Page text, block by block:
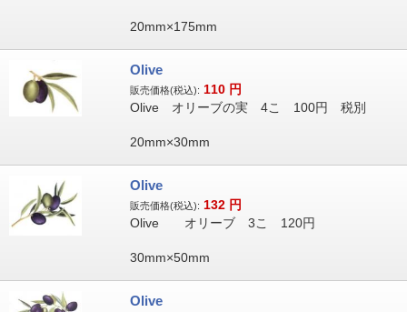
20mm×175mm
Olive
販売価格(税込): 110 円
Olive オリーブの実 4こ 100円 税別
20mm×30mm
Olive
販売価格(税込): 132 円
Olive オリーブ 3こ 120円
30mm×50mm
Olive